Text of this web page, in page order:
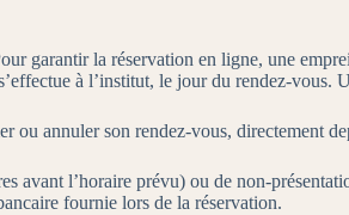
garantir la réservation en ligne, une
à l’institut, le jour du rendez-
ou annuler son rendez-vous, directement
avant l’horaire prévu) ou de non-
fournie lors de la réservation.